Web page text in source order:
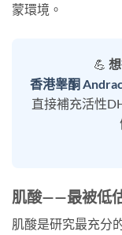
蒙環境。
💪
香港睾酮
直接補充活性
肌酸——最被低
肌酸是研究最充分